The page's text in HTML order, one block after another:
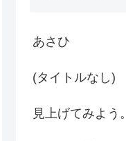
あさひ
(タイトルなし)
見上げてみよう。